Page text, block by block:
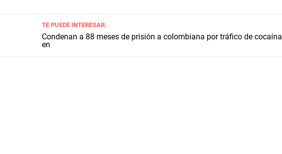
TE PUEDE INTERESAR:
Condenan a 88 meses de prisión a colombiana por tráfico de cocaína
en